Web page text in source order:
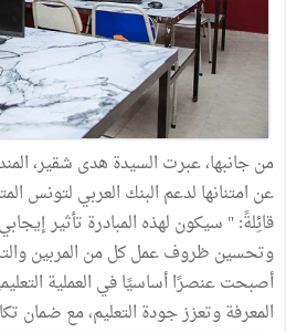
من جانبها، عبرت السيدة هدى شقير،
عن امتنانها لدعم البنك العربي لتونس
قائِلةً: " سيكون لهذه المبادرة تأثير
وتحسين ظروف عمل كل من المربين
أصبحت عنصرًا أساسيًا في العملية
المعرفة وتعزز جودة التعليم، مع ضمان